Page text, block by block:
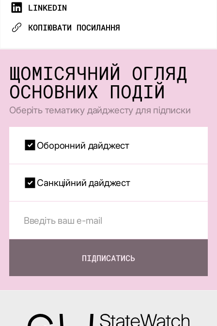
LINKEDIN
КОПІЮВАТИ ПОСИЛАННЯ
ЩОМІСЯЧНИЙ ОГЛЯД
ОСНОВНИХ ПОДІЙ
Оберіть тематику дайджесту для підписки
Оборонний дайджест
Санкційний дайджест
ПІДПИСАТИСЬ